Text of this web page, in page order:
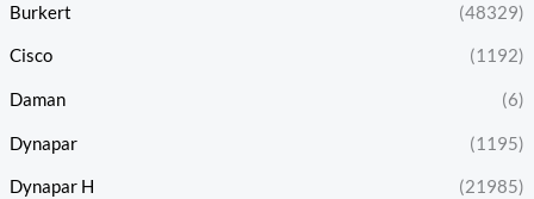
Burkert (48329)
Cisco (1192)
Daman (6)
Dynapar (1195)
Dynapar H (21985)